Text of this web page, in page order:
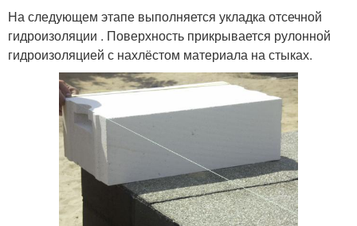
На следующем этапе выполняется укладка отсечной
гидроизоляции . Поверхность прикрывается рулонной
гидроизоляцией с нахлёстом материала на стыках.